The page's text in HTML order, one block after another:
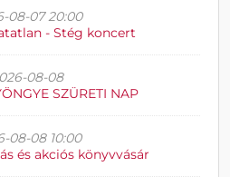
08-07 20:00
- Stég koncert
08-08
SZÜRETI NAP
08-08 10:00
és akciós könyvvásár